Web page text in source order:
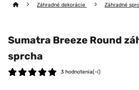
Záhradné dekorácie Záhradné
Sumatra Breeze Round
sprcha
3 hodnotenia(-í)